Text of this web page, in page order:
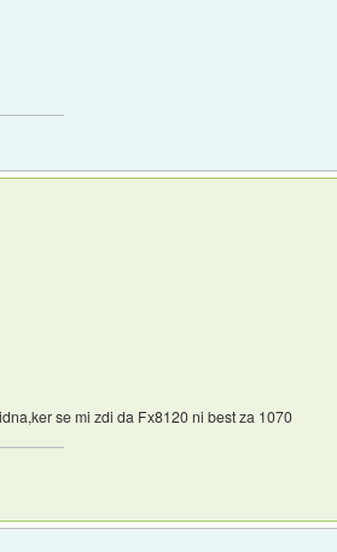
se mi zdi da Fx8120 ni best za 1070